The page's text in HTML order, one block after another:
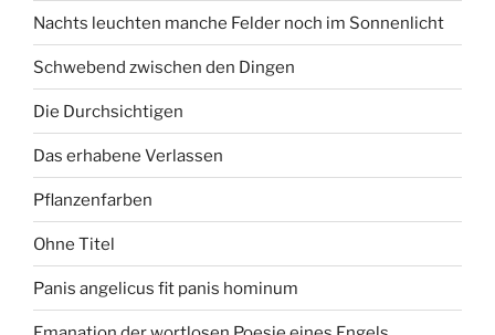
Nachts leuchten manche Felder noch im Sonnenlicht
Schwebend zwischen den Dingen
Die Durchsichtigen
Das erhabene Verlassen
Pflanzenfarben
Ohne Titel
Panis angelicus fit panis hominum